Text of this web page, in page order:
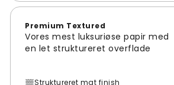
Premium Textured
Vores mest luksuriøse papir med
en let struktureret overflade
Struktureret mat finish